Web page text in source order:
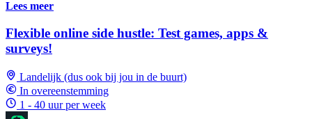
Lees meer
Flexible online side hustle: Test games, apps &
surveys!
Landelijk (dus ook bij jou in de buurt)
In overeenstemming
1 - 40 uur per week